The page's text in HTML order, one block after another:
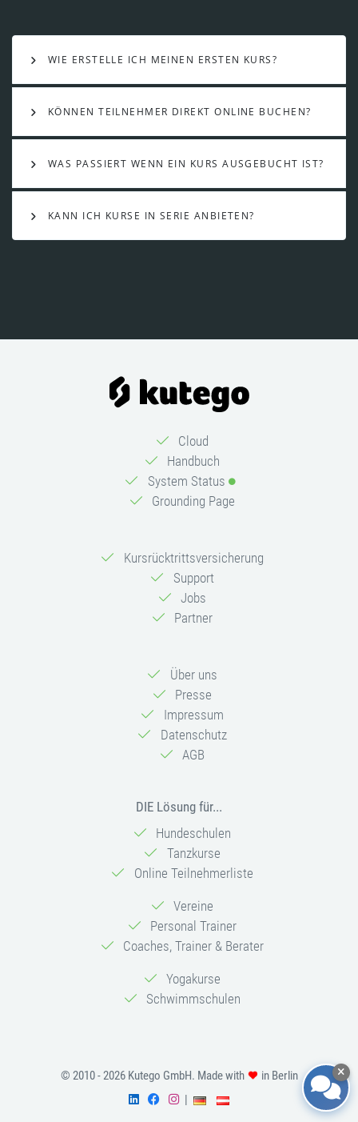
WIE ERSTELLE ICH MEINEN ERSTEN KURS?
KÖNNEN TEILNEHMER DIREKT ONLINE BUCHEN?
WAS PASSIERT WENN EIN KURS AUSGEBUCHT IST?
KANN ICH KURSE IN SERIE ANBIETEN?
Cloud
Handbuch
System Status
Grounding Page
Kursrücktrittsversicherung
Support
Jobs
Partner
Über uns
Presse
Impressum
Datenschutz
AGB
DIE Lösung für...
Hundeschulen
Tanzkurse
Online Teilnehmerliste
Vereine
Personal Trainer
Coaches, Trainer & Berater
Yogakurse
Schwimmschulen
© 2010 - 2026 Kutego GmbH. Made with
in Berlin
|